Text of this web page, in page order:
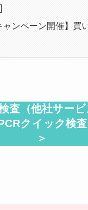
ャンペーン開催】買
査（他社サー
クイック検
＞